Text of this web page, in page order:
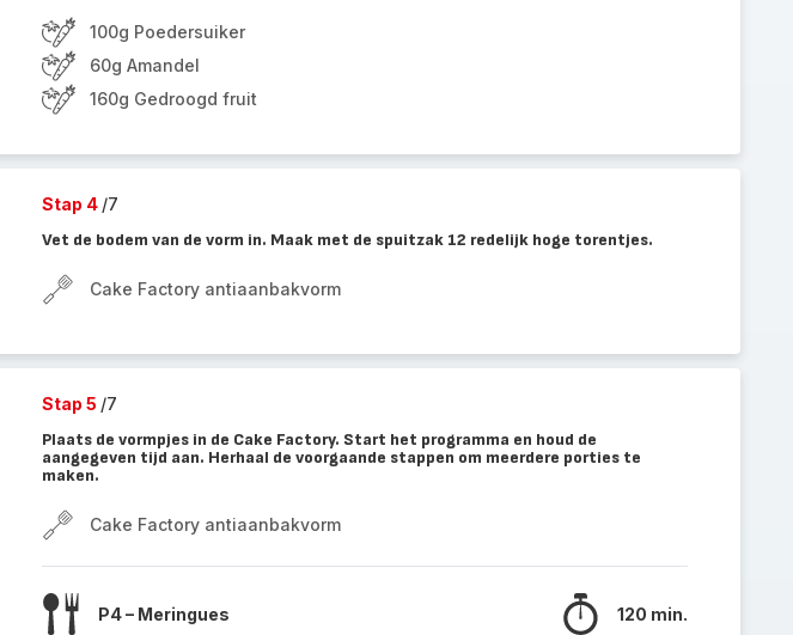
100g Poedersuiker
60g Amandel
160g Gedroogd fruit
Stap 4 /7
Vet de bodem van de vorm in. Maak met de spuitzak 12 redelijk hoge torentjes.
Cake Factory antiaanbakvorm
Stap 5 /7
Plaats de vormpjes in de Cake Factory. Start het programma en houd de
aangegeven tijd aan. Herhaal de voorgaande stappen om meerdere porties te
maken.
Cake Factory antiaanbakvorm
P4 – Meringues 120 min.